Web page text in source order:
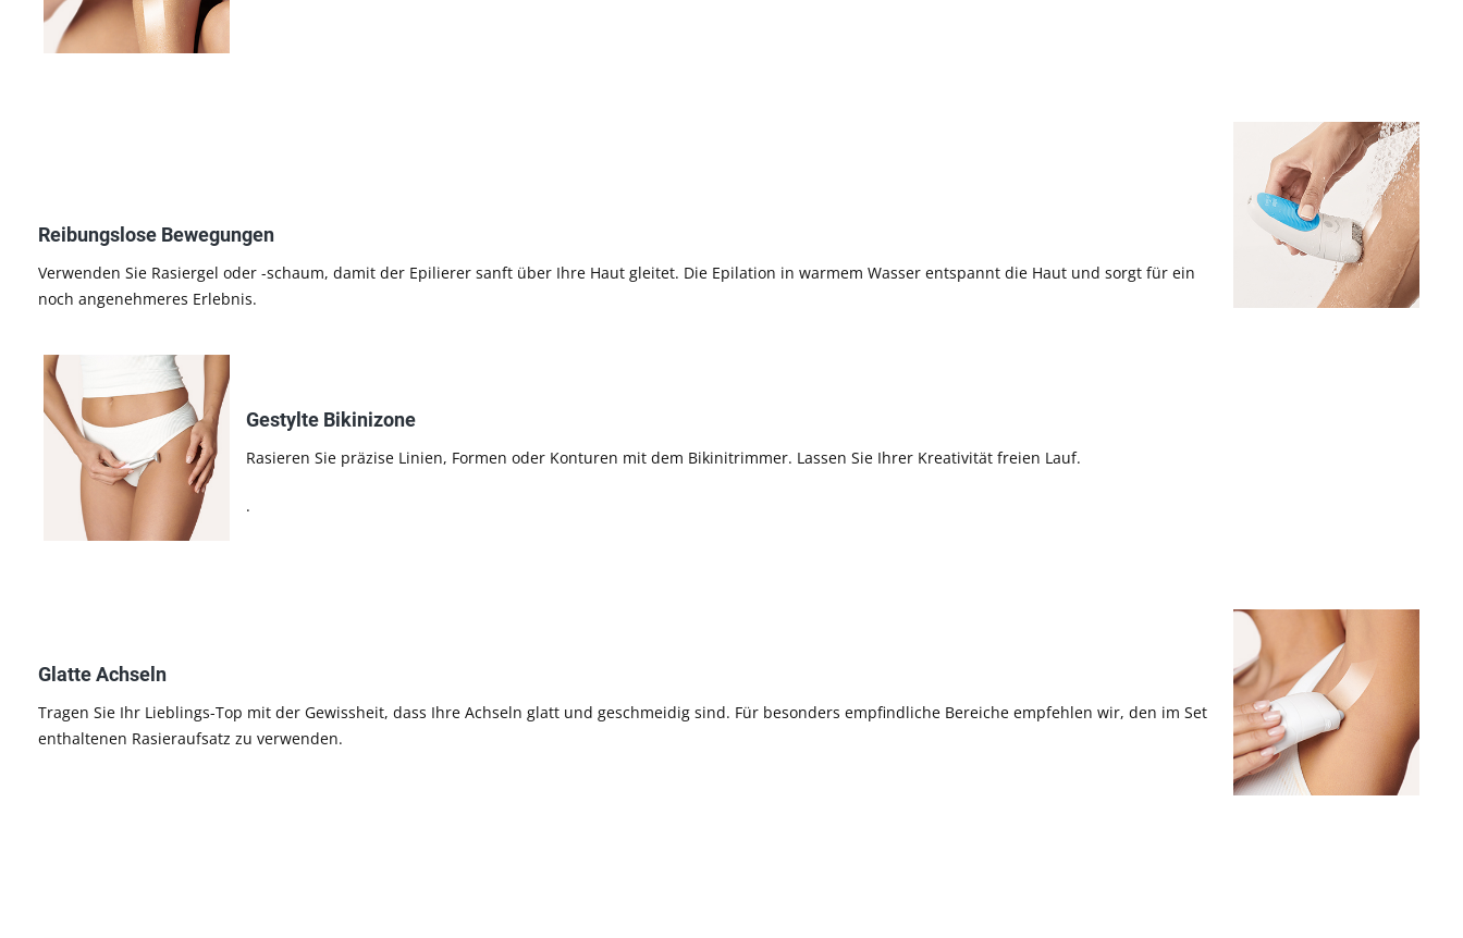
Reibungslose Bewegungen
Verwenden Sie Rasiergel oder -schaum, damit der Epilierer sanft über Ihre Haut gleitet. Die Epilation in warmem Wasser entspannt die Haut und sorgt für ein
noch angenehmeres Erlebnis.
Gestylte Bikinizone
Rasieren Sie präzise Linien, Formen oder Konturen mit dem Bikinitrimmer. Lassen Sie Ihrer Kreativität freien Lauf.
.
Glatte Achseln
Tragen Sie Ihr Lieblings-Top mit der Gewissheit, dass Ihre Achseln glatt und geschmeidig sind. Für besonders empfindliche Bereiche empfehlen wir, den im Set
enthaltenen Rasieraufsatz zu verwenden.